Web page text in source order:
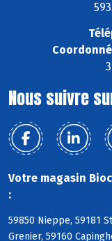
Nous suivre
Votre magasin
:
59850 Nieppe, 59181
Grenier, 59160